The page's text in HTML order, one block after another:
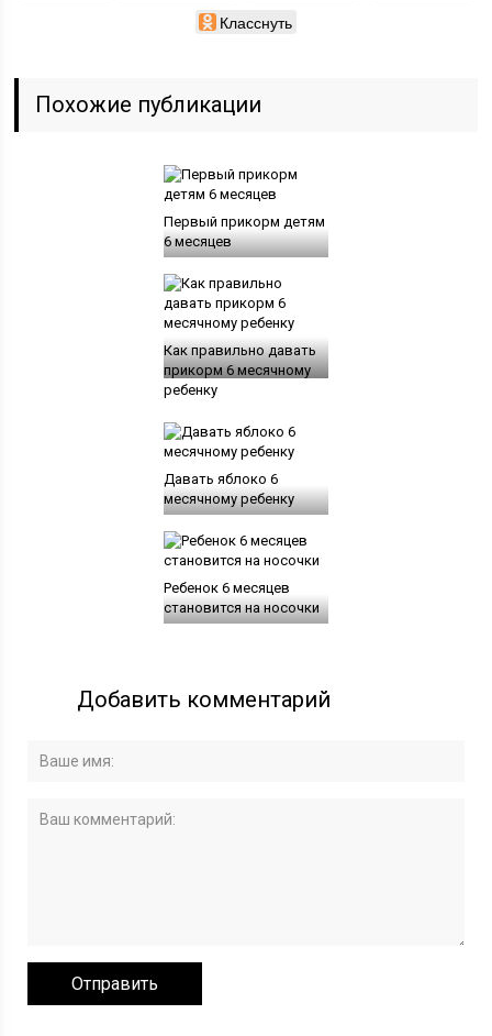
Класснуть
Похожие публикации
Первый прикорм детям
6 месяцев
Как правильно давать
прикорм 6 месячному
ребенку
Давать яблоко 6
месячному ребенку
Ребенок 6 месяцев
становится на носочки
Добавить комментарий